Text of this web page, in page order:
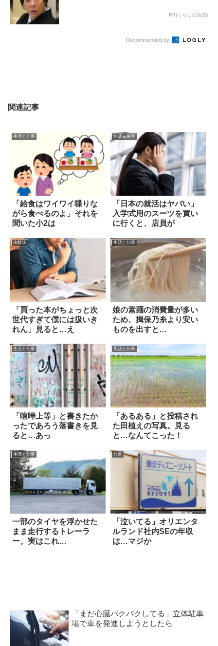
PR(くらしの話題)
Recommended by
関連記事
生活と仕事
「給食はワイワイ喋りな
がら食べるのよ」それを
聞いた小2は
お店＆接客
「日本の就活はヤバい」
入学式用のスーツを買い
に行くと、店員が
体験談
「買った本がちょっと次
世代すぎて僕には扱いき
れん」見ると…え
生活と仕事
娘の素麺の消費量が多い
ため、揖保乃糸より安い
ものを出すと…
生活と仕事
「喧嘩上等」と書きたか
ったであろう落書きを見
ると…あっ
生活と仕事
「あるある」と投稿され
た田植えの写真。見る
と…なんてこった！
生活と仕事
一部のタイヤを浮かせた
まま走行するトレーラ
ー。実はこれ…
仕事
「泣いてる」オリエンタ
ルランド社内SEの年収
は…マジか
「まだ心臓バクバクしてる」立体駐車
場で車を発進しようとしたら